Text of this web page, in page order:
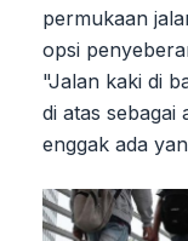
permukaan
opsi
"Jalan kaki di
di atas sebagai
enggak ada